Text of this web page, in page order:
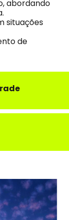
abordando
situações
de